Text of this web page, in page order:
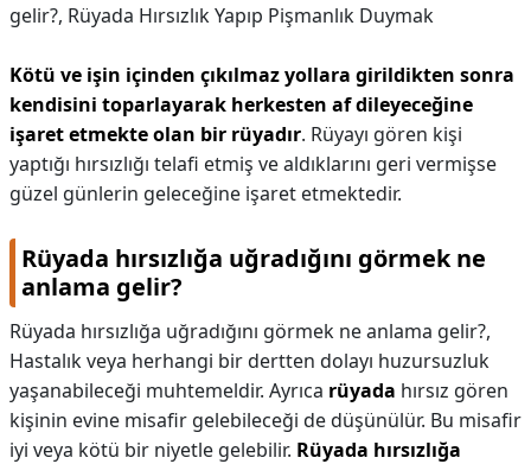
gelir?, Rüyada Hırsızlık Yapıp Pişmanlık Duymak
Kötü ve işin içinden çıkılmaz yollara girildikten sonra
kendisini toparlayarak herkesten af dileyeceğine
işaret etmekte olan bir rüyadır. Rüyayı gören kişi
yaptığı hırsızlığı telafi etmiş ve aldıklarını geri vermişse
güzel günlerin geleceğine işaret etmektedir.
Rüyada hırsızlığa uğradığını görmek ne
anlama gelir?
Rüyada hırsızlığa uğradığını görmek ne anlama gelir?,
Hastalık veya herhangi bir dertten dolayı huzursuzluk
yaşanabileceği muhtemeldir. Ayrıca rüyada hırsız gören
kişinin evine misafir gelebileceği de düşünülür. Bu misafir
iyi veya kötü bir niyetle gelebilir. Rüyada hırsızlığa